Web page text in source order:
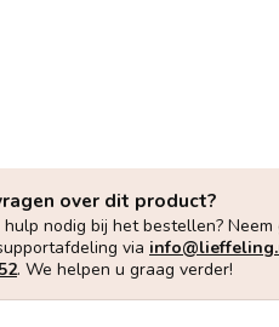
over dit product?
nodig bij het bestellen?
via
. We helpen u graag verder!